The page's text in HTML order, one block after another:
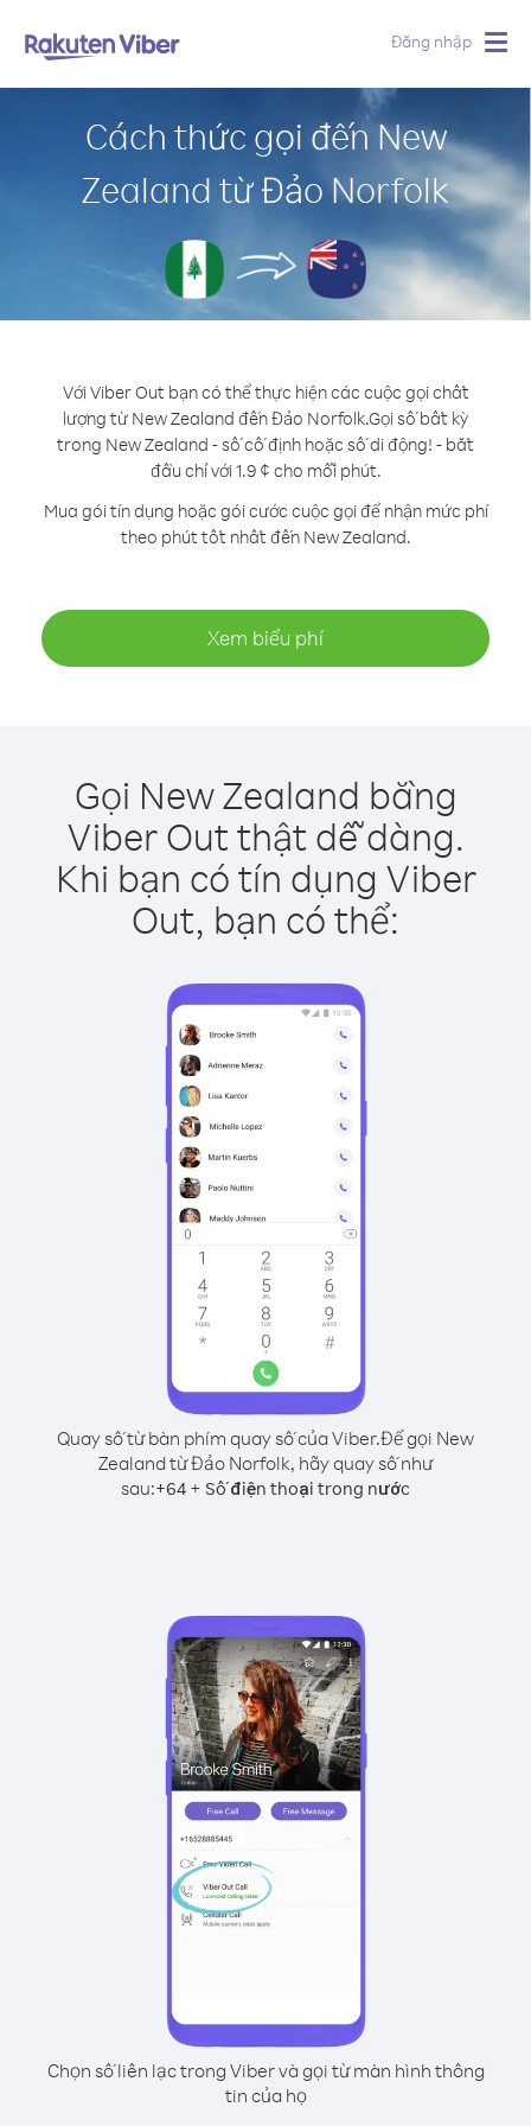
Đăng nhập
Cách thức gọi đến New
Zealand từ Đảo Norfolk
Với Viber Out bạn có thể thực hiện các cuộc gọi chất
lượng từ New Zealand đến Đảo Norfolk.Gọi số bất kỳ
trong New Zealand - số cố định hoặc số di động! - bắt
đầu chỉ với 1.9 ¢ cho mỗi phút.
Mua gói tín dụng hoặc gói cước cuộc gọi để nhận mức phí
theo phút tốt nhất đến New Zealand.
Xem biểu phí
Gọi New Zealand bằng
Viber Out thật dễ dàng.
Khi bạn có tín dụng Viber
Out, bạn có thể:
Quay số từ bàn phím quay số của Viber.Để gọi New
Zealand từ Đảo Norfolk, hãy quay số như
sau:+64 + Số điện thoại trong nước
Chọn số liên lạc trong Viber và gọi từ màn hình thông
tin của họ